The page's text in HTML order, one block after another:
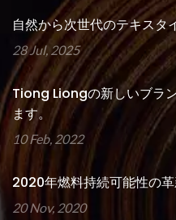
自然から次世代のテキスタ
28 Jul, 2025
Tiong Liongの新しいブラ
ます。
10 Feb, 2022
2020年燃料持続可能性の
20 Nov, 2020